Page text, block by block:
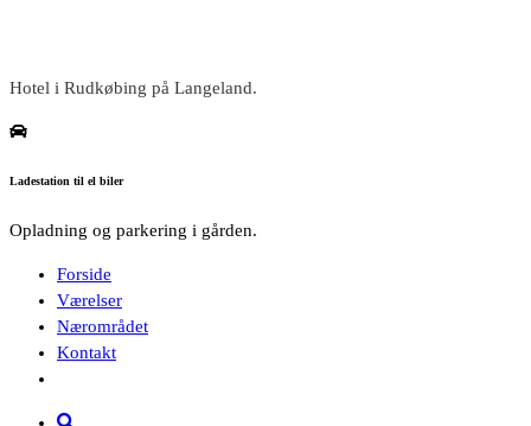
Hotel i Rudkøbing på Langeland.
Ladestation til el biler
Opladning og parkering i gården.
Forside
Værelser
Nærområdet
Kontakt